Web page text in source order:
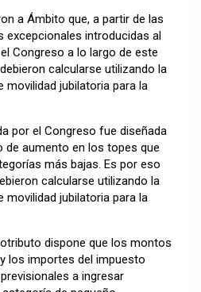
a Ámbito que, a partir de las
excepcionales introducidas al
Congreso a lo largo de este
calcularse utilizando la
movilidad jubilatoria para la
por el Congreso fue diseñada
de aumento en los topes que
más bajas. Es por eso
calcularse utilizando la
movilidad jubilatoria para la
dispone que los montos
los importes del impuesto
a ingresar